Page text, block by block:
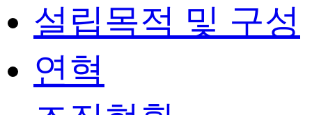
설립목적 및 구성
연혁